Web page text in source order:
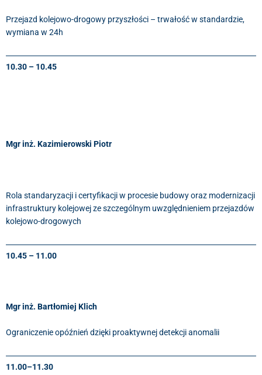
Przejazd kolejowo-drogowy przyszłości – trwałość w standardzie,
wymiana w 24h
10.30 – 10.45
Mgr inż. Kazimierowski Piotr
Rola standaryzacji i certyfikacji w procesie budowy oraz modernizacji
infrastruktury kolejowej ze szczególnym uwzględnieniem przejazdów
kolejowo-drogowych
10.45 – 11.00
Mgr inż. Bartłomiej Klich
Ograniczenie opóźnień dzięki proaktywnej detekcji anomalii
11.00–11.30